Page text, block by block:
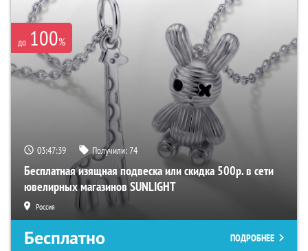
до 100%
03:47:38 Получили:74
Бесплатная изящная подвеска или скидка 500р. в сети
ювелирных магазинов SUNLIGHT
Россия
Бесплатно ПОДРОБНЕЕ